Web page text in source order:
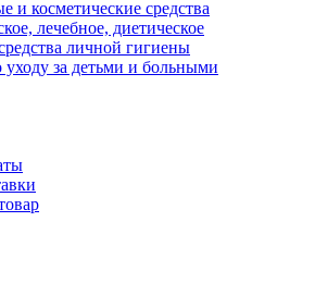
косметические средства
лечебное, диетическое
личной гигиены
за детьми и больными